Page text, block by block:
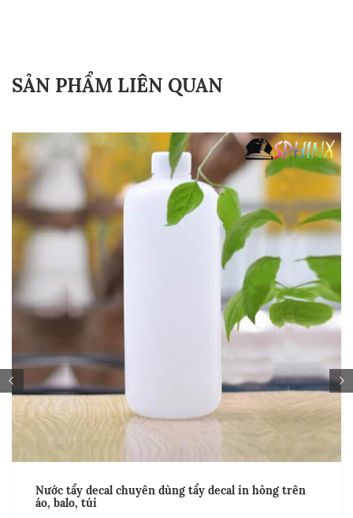
SẢN PHẨM LIÊN QUAN
Nước tẩy decal chuyên dùng tẩy decal in hỏng trên
áo, balo, túi